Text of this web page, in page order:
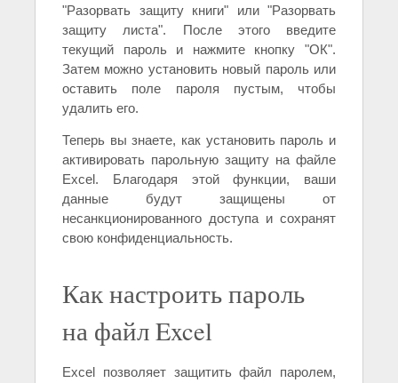
"Разорвать защиту книги" или "Разорвать
защиту листа". После этого введите
текущий пароль и нажмите кнопку "ОК".
Затем можно установить новый пароль или
оставить поле пароля пустым, чтобы
удалить его.
Теперь вы знаете, как установить пароль и
активировать парольную защиту на файле
Excel. Благодаря этой функции, ваши
данные будут защищены от
несанкционированного доступа и сохранят
свою конфиденциальность.
Как настроить пароль
на файл Excel
Excel позволяет защитить файл паролем,